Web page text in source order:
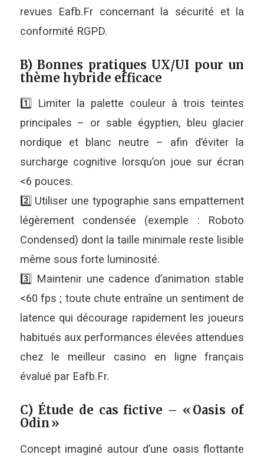
revues Eafb.Fr concernant la sécurité et la
conformité RGPD.
B) Bonnes pratiques UX/UI pour un
thème hybride efficace
1️⃣ Limiter la palette couleur à trois teintes
principales – or sable égyptien, bleu glacier
nordique et blanc neutre – afin d’éviter la
surcharge cognitive lorsqu’on joue sur écran
<6 pouces.
2️⃣ Utiliser une typographie sans empattement
légèrement condensée (exemple : Roboto
Condensed) dont la taille minimale reste lisible
même sous forte luminosité.
3️⃣ Maintenir une cadence d’animation stable
<60 fps ; toute chute entraîne un sentiment de
latence qui décourage rapidement les joueurs
habitués aux performances élevées attendues
chez le meilleur casino en ligne français
évalué par Eafb.Fr.
C) Étude de cas fictive – « Oasis of
Odin »
Concept imaginé autour d’une oasis flottante